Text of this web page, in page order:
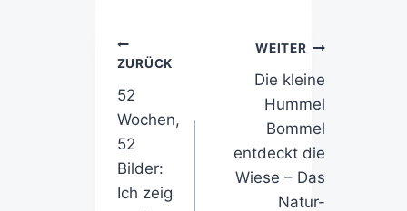
ZURÜCK
52
Wochen,
52
Bilder:
Ich zeig
WEITER
Die kleine
Hummel
Bommel
entdeckt die
Wiese – Das
Natur-